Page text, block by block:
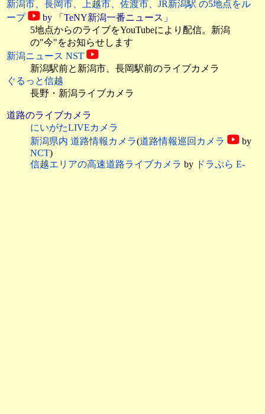
新潟市、長岡市、上越市、佐渡市、JR新潟駅 の5地点をル
ープ
by 「TeNY新潟一番ニュース」
5地点からのライブをYouTubeにより配信。新潟
の"今"をお知らせします
新潟ニュース NST
新潟駅前と新潟市、長岡駅前のライブカメラ
ぐるっと信越
長野・新潟ライブカメラ
道路のライブカメラ
にいがたLIVEカメラ
新潟県内 道路情報カメラ(道路情報巡回カメラ
by
NCT)
信越エリアの高速道路ライブカメラ by ドラぷら E-